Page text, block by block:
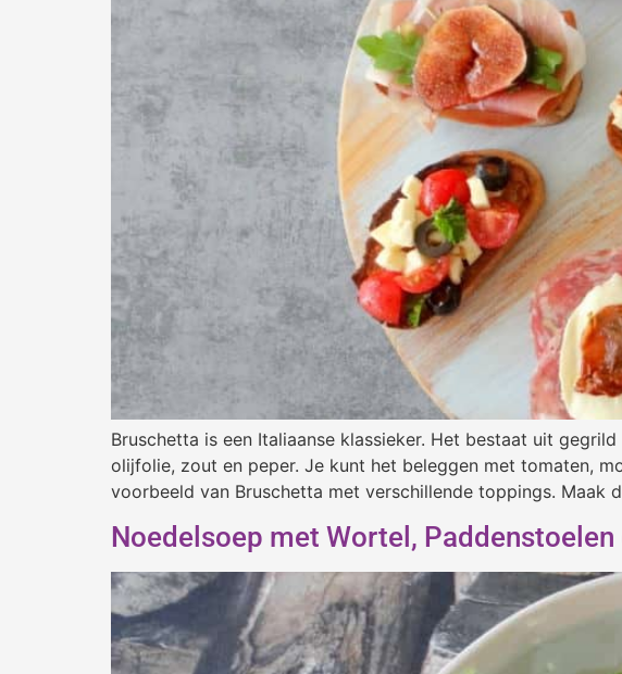
Bruschetta is een Italiaanse klassieker. Het bestaat uit
olijfolie, zout en peper. Je kunt het beleggen met tomaten,
voorbeeld van Bruschetta met verschillende toppings. Maak
Noedelsoep met Wortel, Paddenstoelen